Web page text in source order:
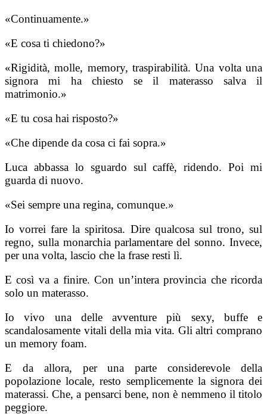
«Continuamente.»
«E cosa ti chiedono?»
«Rigidità, molle, memory, traspirabilità. Una volta una
signora mi ha chiesto se il materasso salva il
matrimonio.»
«E tu cosa hai risposto?»
«Che dipende da cosa ci fai sopra.»
Luca abbassa lo sguardo sul caffè, ridendo. Poi mi
guarda di nuovo.
«Sei sempre una regina, comunque.»
Io vorrei fare la spiritosa. Dire qualcosa sul trono, sul
regno, sulla monarchia parlamentare del sonno. Invece,
per una volta, lascio che la frase resti lì.
E così va a finire. Con un’intera provincia che ricorda
solo un materasso.
Io vivo una delle avventure più sexy, buffe e
scandalosamente vitali della mia vita. Gli altri comprano
un memory foam.
E da allora, per una parte considerevole della
popolazione locale, resto semplicemente la signora dei
materassi. Che, a pensarci bene, non è nemmeno il titolo
peggiore.